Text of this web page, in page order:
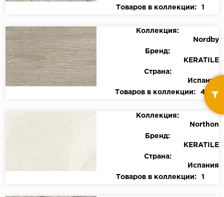
Товаров в коллекции:
1
Коллекция:
Nordby
Бренд:
KERATILE
Страна:
Испания
Товаров в коллекции:
4
Коллекция:
Northon
Бренд:
KERATILE
Страна:
Испания
Товаров в коллекции:
1